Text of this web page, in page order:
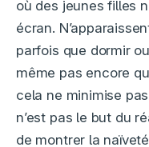
où des jeunes filles
écran.
parfois que dormir
même pas encore
cela ne minimise
n’est pas le but du
de montrer la